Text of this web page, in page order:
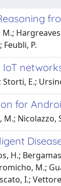
P.
E.;
for
H.;
M.;
I.;